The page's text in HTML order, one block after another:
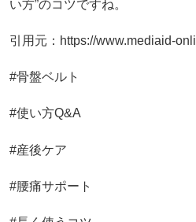
い方”のコツですね。
引用元：https://www.mediaid-
#骨盤ベルト
#使い方Q&A
#産後ケア
#腰痛サポート